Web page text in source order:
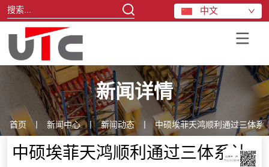
中文
新闻详情
首页 丨 新闻中心 丨 新闻动态 中硕埃菲天鸿顺利通过三体系
中硕埃菲天鸿顺利通过三体系认